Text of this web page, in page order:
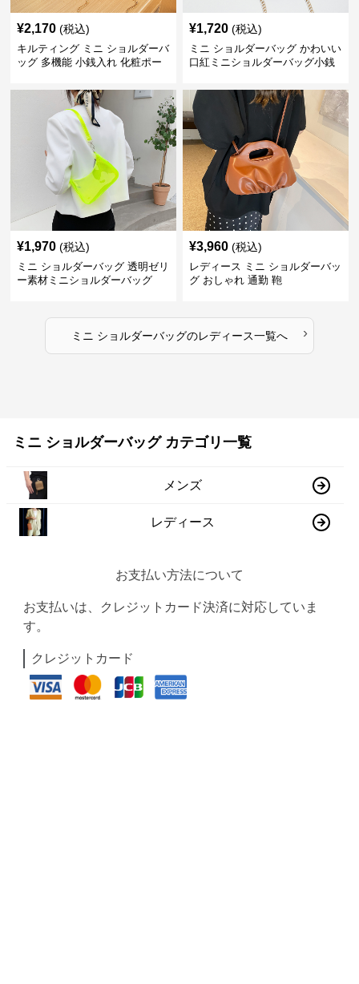
¥2,170 (税込)
キルティング ミニ ショルダーバ
ッグ 多機能 小銭入れ 化粧ポー
¥1,720 (税込)
ミニ ショルダーバッグ かわいい
口紅ミニショルダーバッグ小銭
¥1,970 (税込)
ミニ ショルダーバッグ 透明ゼリ
ー素材ミニショルダーバッグ
¥3,960 (税込)
レディース ミニ ショルダーバッ
グ おしゃれ 通勤 鞄
ミニ ショルダーバッグのレディース一覧へ ›
ミニ ショルダーバッグ カテゴリ一覧
メンズ
レディース
お支払い方法について
お支払いは、クレジットカード決済に対応していま
す。
クレジットカード